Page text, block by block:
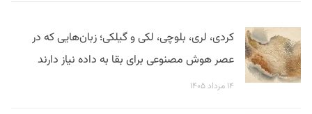
کردی، لری، بلوچی، لکی و گیلکی؛ زبان‌هایی که در
عصر هوش مصنوعی برای بقا به داده نیاز دارند
۱۴ مرداد ۱۴۰۵